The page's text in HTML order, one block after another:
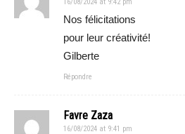
Nos félicitations
pour leur créativité!
Gilberte
Répondre
Favre Zaza
16/08/2024 at 9:41 pm